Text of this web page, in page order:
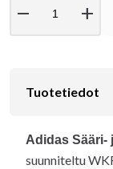
remove add
Tuotetiedot
Adidas Sääri-
suunniteltu